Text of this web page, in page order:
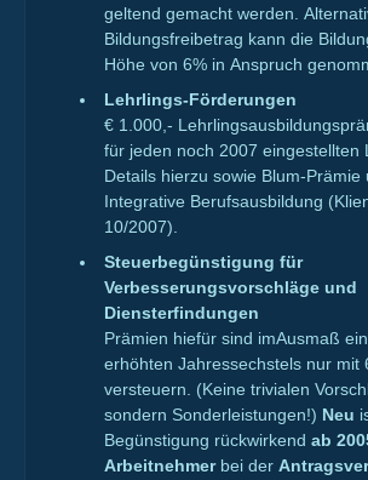
geltend gemacht werden.
Bildungsfreibetrag kann die
Höhe von 6% in Anspruch
Lehrlings-Förderungen
€ 1.000,-
für jeden noch 2007 eingestellten
Details hierzu sowie Blum-Prämie
Integrative Berufsausbildung
10/2007).
Steuerbegünstigung für
Verbesserungsvorschläge und
Diensterfindungen
Prämien hiefür sind imAusmaß
erhöhten Jahressechstels nur mit
versteuern. (Keine trivialen
sondern Sonderleistungen!) Neu
Begünstigung rückwirkend ab
Arbeitnehmerbei der